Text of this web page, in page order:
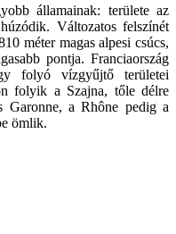
államainak: területe az
Változatos felszínét
méter magas alpesi csúcs,
pontja. Franciaország
folyó vízgyűjtő területei
folyik a Szajna, tőle délre
Garonne, a Rhône pedig a
ömlik.